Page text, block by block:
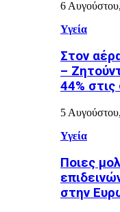
6
Υγεία
Στον
–
44%
5
Υγεία
Ποιες
στην